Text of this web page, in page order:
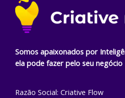
Somos apaixonados por
ela pode fazer pelo seu negócio
Razão Social: Criative Flow